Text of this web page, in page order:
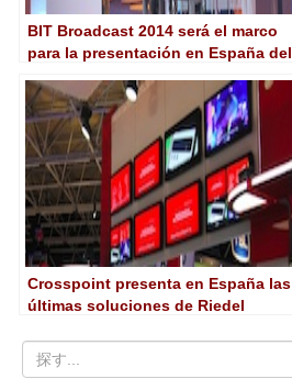
BIT Broadcast 2014 será el marco
para la presentación en España del
Crosspoint presenta en España las
últimas soluciones de Riedel